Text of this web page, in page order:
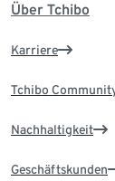
Über Tchibo
Karriere
Tchibo
Nachhaltigkeit
Geschäftskunden